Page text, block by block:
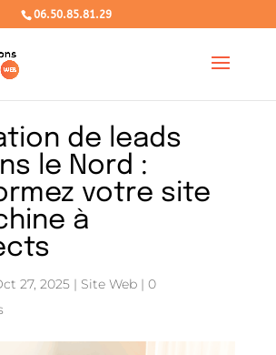
06.50.85.81.29
de leads
le Nord :
votre site
à
27, 2025| Site Web| 0